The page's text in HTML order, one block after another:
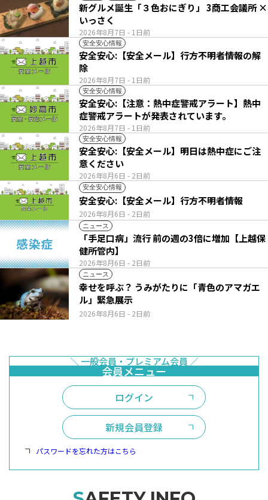
2026年8月7日 - 1日前
新グルメ誕生「３色おにぎり」 3商工会議所 ×
いっさく
安全安心情報
2026年8月7日 - 1日前
安全安心:【安全メール】行方不明者情報の解
除
安全安心情報
2026年8月7日 - 1日前
安全安心:【注意：熱中症警戒アラート】熱中
症警戒アラートが発表されています。
安全安心情報
2026年8月6日 - 2日前
安全安心:【安全メール】明日は熱中症にご注
意ください
安全安心情報
2026年8月6日 - 2日前
安全安心:【安全メール】行方不明者情報
ニュース
2026年8月6日 - 2日前
「手足口病」流行 前の週の3倍に増加【上越保
健所管内】
ニュース
2026年8月6日 - 2日前
幸せを呼ぶ？ うみがたりに「青色のアマガエ
ル」緊急展示
ログイン
新規会員登録
パスワードを忘れた方はこちら